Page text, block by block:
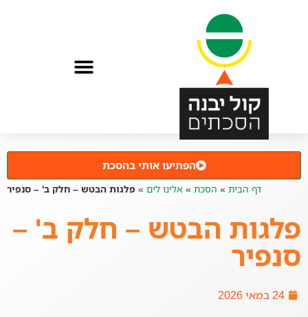
הפתיעו אותי בהסכת
דף הבית » הסכת » אלינו לים » פלגות הבטש – חלק ב' – סנפיר
פלגות הבטש – חלק ב' –
סנפיר
24 במאי 2026